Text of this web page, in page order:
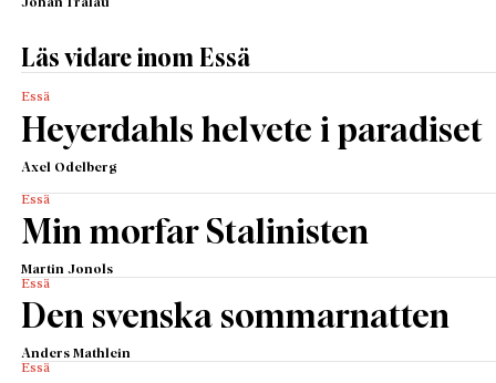
Johan Tralau
Läs vidare inom Essä
Essä
Heyerdahls helvete i paradiset
Axel Odelberg
Essä
Min morfar Stalinisten
Martin Jonols
Essä
Den svenska sommarnatten
Anders Mathlein
Essä